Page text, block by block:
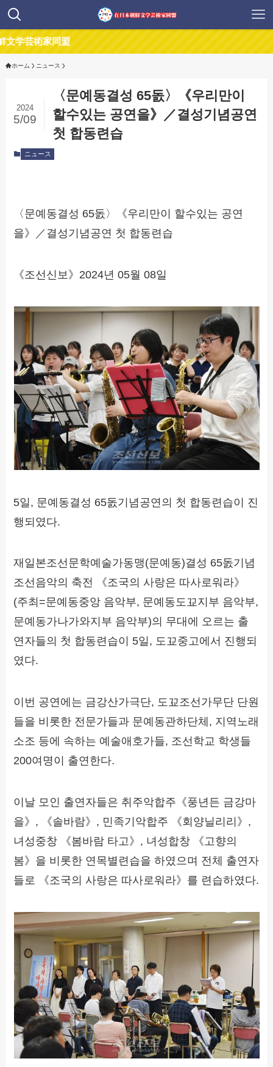
術家同盟
ホーム ニュース
〈문예동결성 65돐〉《우리만이
할수있는 공연을》／결성기념공연
첫 합동련습
2024
5/09
ニュース
〈문예동결성 65돐〉《우리만이 할수있는 공연
을》／결성기념공연 첫 합동련습
《조선신보》2024년 05월 08일
5일, 문예동결성 65돐기념공연의 첫 합동련습이 진
행되였다.
재일본조선문학예술가동맹(문예동)결성 65돐기념
조선음악의 축전 《조국의 사랑은 따사로워라》
(주최=문예동중앙 음악부, 문예동도꾜지부 음악부,
문예동가나가와지부 음악부)의 무대에 오르는 출
연자들의 첫 합동련습이 5일, 도꾜중고에서 진행되
였다.
이번 공연에는 금강산가극단, 도꾜조선가무단 단원
들을 비롯한 전문가들과 문예동관하단체, 지역노래
소조 등에 속하는 예술애호가들, 조선학교 학생들
200여명이 출연한다.
이날 모인 출연자들은 취주악합주《풍년든 금강마
을》, 《솔바람》, 민족기악합주 《회양닐리리》,
녀성중창 《봄바람 타고》, 녀성합창 《고향의
봄》을 비롯한 연목별련습을 하였으며 전체 출연자
들로 《조국의 사랑은 따사로워라》를 련습하였다.